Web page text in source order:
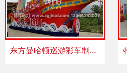
东方曼哈顿巡游彩车制作 花车制作价格低 质量好